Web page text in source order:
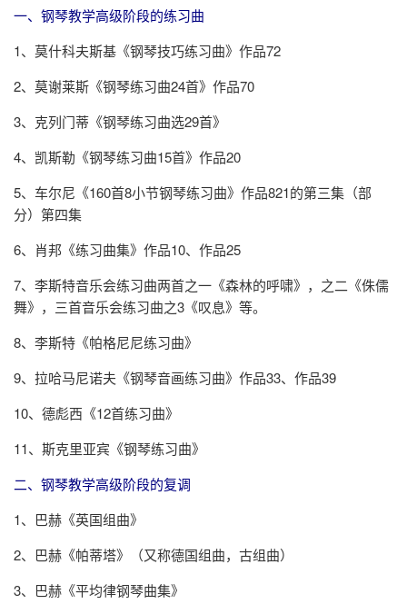
一、钢琴教学高级阶段的练习曲
1、莫什科夫斯基《钢琴技巧练习曲》作品72
2、莫谢莱斯《钢琴练习曲24首》作品70
3、克列门蒂《钢琴练习曲选29首》
4、凯斯勒《钢琴练习曲15首》作品20
5、车尔尼《160首8小节钢琴练习曲》作品821的第三集（部
分）第四集
6、肖邦《练习曲集》作品10、作品25
7、李斯特音乐会练习曲两首之一《森林的呼啸》，之二《侏儒
舞》，三首音乐会练习曲之3《叹息》等。
8、李斯特《帕格尼尼练习曲》
9、拉哈马尼诺夫《钢琴音画练习曲》作品33、作品39
10、德彪西《12首练习曲》
11、斯克里亚宾《钢琴练习曲》
二、钢琴教学高级阶段的复调
1、巴赫《英国组曲》
2、巴赫《帕蒂塔》（又称德国组曲，古组曲）
3、巴赫《平均律钢琴曲集》